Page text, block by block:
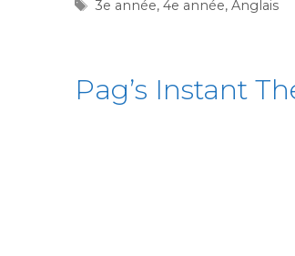
3e année, 4e année, Anglais
Pag’s Instant